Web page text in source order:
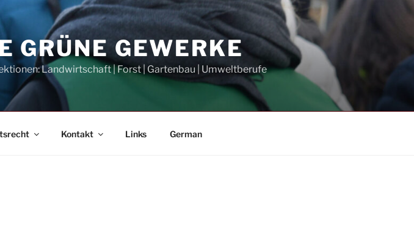
GRÜNE GEWERKE
Landwirtschaft | Forst | Gartenbau | Umweltberufe
Kontakt Links German